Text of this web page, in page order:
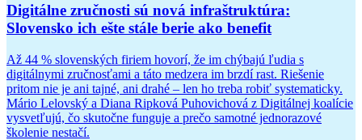
Digitálne zručnosti sú nová infraštruktúra:
Slovensko ich ešte stále berie ako benefit
Až 44 % slovenských firiem hovorí, že im chýbajú ľudia s
digitálnymi zručnosťami a táto medzera im brzdí rast. Riešenie
pritom nie je ani tajné, ani drahé – len ho treba robiť systematicky.
Mário Lelovský a Diana Ripková Puhovichová z Digitálnej koalície
vysvetľujú, čo skutočne funguje a prečo samotné jednorazové
školenie nestačí.